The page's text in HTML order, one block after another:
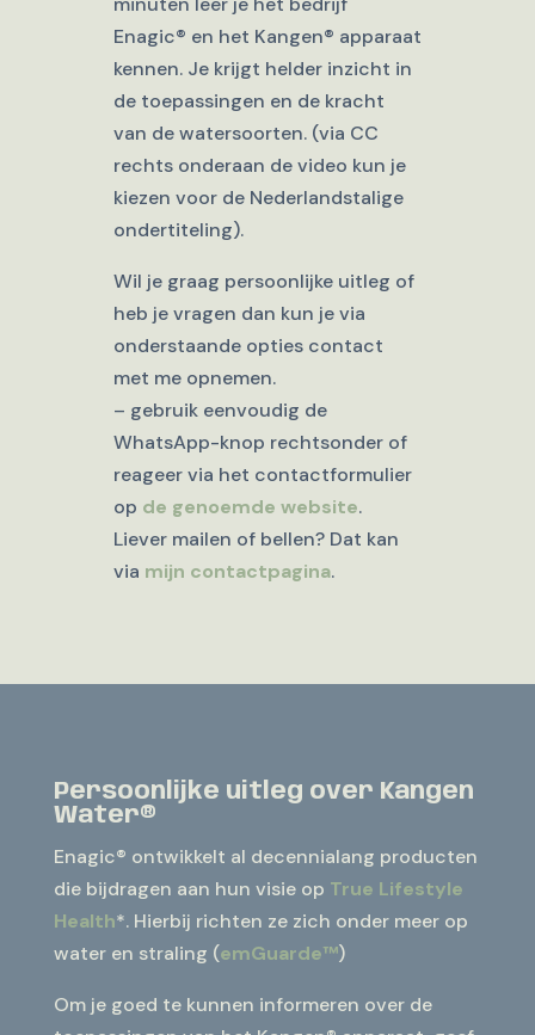
Enagic® en het Kangen® apparaat
kennen. Je krijgt helder inzicht in
de toepassingen en de kracht
van de watersoorten. (via CC
rechts onderaan de video kun je
kiezen voor de Nederlandstalige
ondertiteling).
Wil je graag persoonlijke uitleg of
heb je vragen dan kun je via
onderstaande opties contact
met me opnemen.
– gebruik eenvoudig de
WhatsApp-knop rechtsonder of
reageer via het contactformulier
op de genoemde website.
Liever mailen of bellen? Dat kan
via mijn contactpagina.
Persoonlijke uitleg over Kangen
Water®
Enagic® ontwikkelt al decennialang producten
die bijdragen aan hun visie op True Lifestyle
Health*. Hierbij richten ze zich onder meer op
water en straling (emGuarde™)
Om je goed te kunnen informeren over de